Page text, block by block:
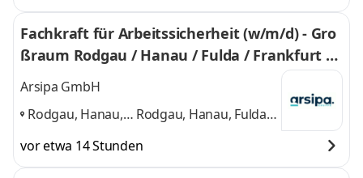
Fachkraft für Arbeitssicherheit (w/m/d) - Gro
ßraum Rodgau / Hanau / Fulda / Frankfurt a
m Main | Dienstwagen inkl. Tankkarte zur pri
vaten Nutzung
Arsipa GmbH
Rodgau, Hanau,
am Main,
Rodgau, Hanau, Fulda,
2 weitere
vor etwa 14 Stunden